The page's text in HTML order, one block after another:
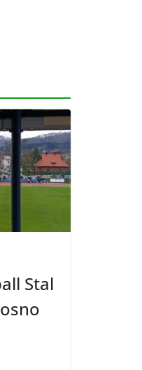
Stal